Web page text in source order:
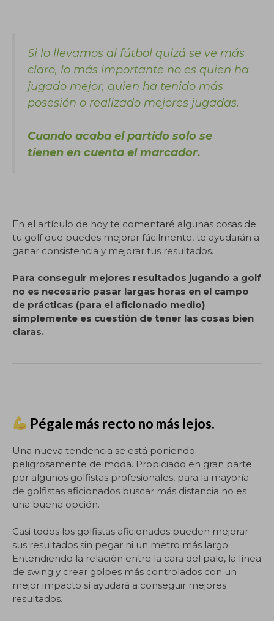
Si lo llevamos al fútbol quizá se ve más
claro, lo más importante no es quien ha
jugado mejor, quien ha tenido más
posesión o realizado mejores jugadas.
Cuando acaba el partido solo se
tienen en cuenta el marcador.
En el artículo de hoy te comentaré algunas cosas de
tu golf que puedes mejorar fácilmente, te ayudarán a
ganar consistencia y mejorar tus resultados.
Para conseguir mejores resultados jugando a golf
no es necesario pasar largas horas en el campo
de prácticas (para el aficionado medio)
simplemente es cuestión de tener las cosas bien
claras.
Pégale más recto no más lejos.
Una nueva tendencia se está poniendo
peligrosamente de moda. Propiciado en gran parte
por algunos golfistas profesionales, para la mayoría
de golfistas aficionados buscar más distancia no es
una buena opción.
Casi todos los golfistas aficionados pueden mejorar
sus resultados sin pegar ni un metro más largo.
Entendiendo la relación entre la cara del palo, la línea
de swing y crear golpes más controlados con un
mejor impacto sí ayudará a conseguir mejores
resultados.